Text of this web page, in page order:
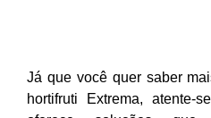
Já que você quer saber
hortifruti Extrema, atente-